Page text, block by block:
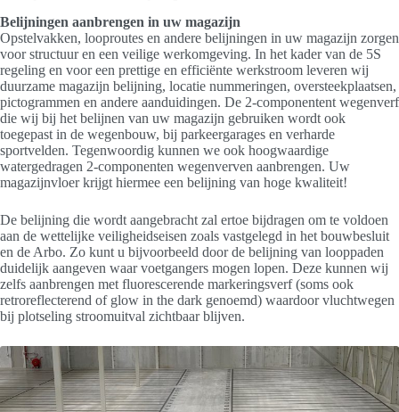
Belijningen aanbrengen in uw magazijn
Opstelvakken, looproutes en andere belijningen in uw magazijn zorgen
voor structuur en een veilige werkomgeving. In het kader van de 5S
regeling en voor een prettige en efficiënte werkstroom leveren wij
duurzame magazijn belijning, locatie nummeringen, oversteekplaatsen,
pictogrammen en andere aanduidingen. De 2-componentent wegenverf
die wij bij het belijnen van uw magazijn gebruiken wordt ook
toegepast in de wegenbouw, bij parkeergarages en verharde
sportvelden. Tegenwoordig kunnen we ook hoogwaardige
watergedragen 2-componenten wegenverven aanbrengen. Uw
magazijnvloer krijgt hiermee een belijning van hoge kwaliteit!
De belijning die wordt aangebracht zal ertoe bijdragen om te voldoen
aan de wettelijke veiligheidseisen zoals vastgelegd in het bouwbesluit
en de Arbo. Zo kunt u bijvoorbeeld door de belijning van looppaden
duidelijk aangeven waar voetgangers mogen lopen. Deze kunnen wij
zelfs aanbrengen met fluorescerende markeringsverf (soms ook
retroreflecterend of glow in the dark genoemd) waardoor vluchtwegen
bij plotseling stroomuitval zichtbaar blijven.